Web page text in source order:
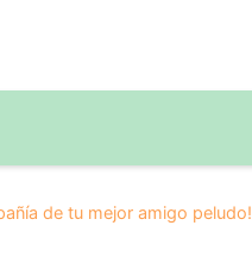
de tu mejor amigo peludo!